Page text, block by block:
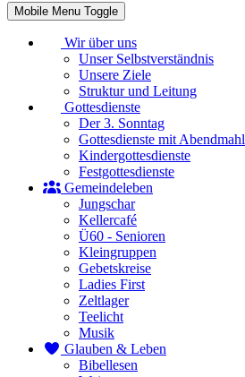
Mobile Menu Toggle
Wir über uns
Unser Selbstverständnis
Unsere Ziele
Struktur und Leitung
Gottesdienste
Der 3. Sonntag
Gottesdienste mit Abendmahl
Kindergottesdienste
Festgottesdienste
Gemeindeleben
Jungschar
Kellercafé
Ü60 - Senioren
Kleingruppen
Gebetskreise
Ladies First
Zeltlager
Teelicht
Musik
Glauben & Leben
Bibellesen